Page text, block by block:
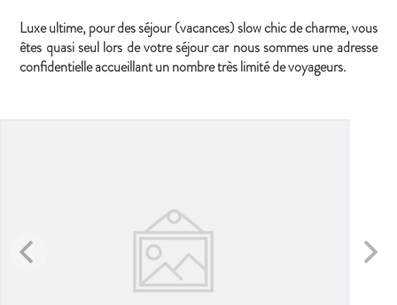
Luxe ultime, pour des séjour (vacances) slow chic de charme, vous
êtes quasi seul lors de votre séjour car nous sommes une adresse
confidentielle accueillant un nombre très limité de voyageurs.